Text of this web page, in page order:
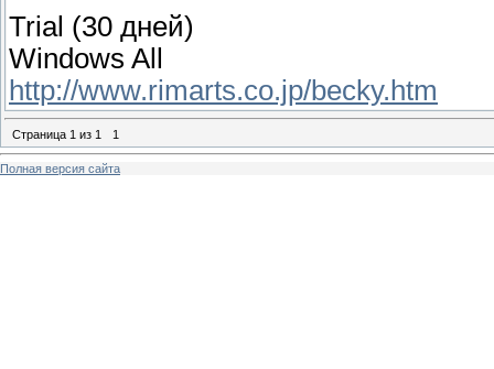
Trial (30 дней)
Windows All
http://www.rimarts.co.jp/becky.htm
Страница 1 из 1 1
Полная версия сайта